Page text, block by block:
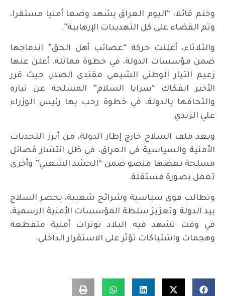
وختم قائلا: “اليوم العراق يشهد وضعا أمنيا مستقرا،
وتم القضاء على كل التهديدات الإرهابية”.
والثلاثاء، أعلنت حركة “عصائب أهل الحق” اندماجها
ضمن مؤسسات الدولة، في خطوة مماثلة، أعلن عنها
زعيم التيار الوطني الشيعي مقتدى الصدر، حيث قرر
الأخير انفكاك “سرايا السلام” المسلحة عن تياره
والتحاقها بالدولة، في خطوة رحب بها رئيس الوزراء
علي الزيدي.
ويعد ملف السلاح خارج إطار الدولة، من أبرز التحديات
الأمنية والسياسية في العراق، في ظل انتشار فصائل
مسلحة بعضها منضو ضمن “الحشد الشعبي” وأخرى
تعمل بصورة مستقلة.
وتطالب قوى سياسية وشرائح شعبية، بحصر السلاح
بيد الدولة وتعزيز سلطة المؤسسات الأمنية الرسمية،
في وقت تشهد فيه البلاد توترات أمنية متقطعة
وهجمات واشتباكات تؤثر على الاستقرار الداخلي.